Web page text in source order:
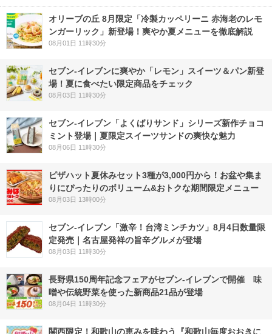
オリーブの丘 8月限定「冷製カッペリーニ 赤海老のレモ
ンガーリック」新登場！爽やか夏メニューを徹底解説
08月01日 11時30分
セブン‐イレブンに爽やか「レモン」スイーツ＆パン新登
場！夏に食べたい限定商品をチェック
08月03日 11時30分
セブン‐イレブン「よくばりサンド」シリーズ新作チョコ
ミント登場｜夏限定スイーツサンドの爽快な魅力
08月06日 11時30分
ピザハット夏休みセット3種が3,000円から！お盆や集ま
りにぴったりのボリューム&おトクな期間限定メニュー
08月03日 13時00分
セブン-イレブン「激辛！台湾ミンチカツ」8月4日数量限
定発売｜名古屋発祥の旨辛グルメが登場
08月03日 11時30分
長野県150周年記念フェアがセブン-イレブンで開催 味
噌や伝統野菜を使った新商品21品が登場
08月04日 11時30分
関西限定！和歌山の恵みを味わう『和歌山毎度おおきに